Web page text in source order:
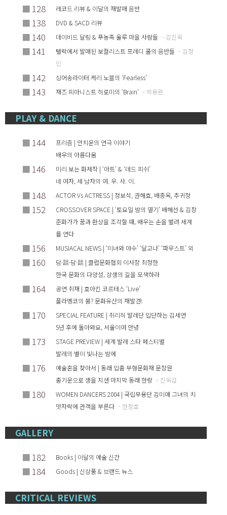
■ 128 레코드 리뷰 & 이달의 재발매 음반
■ 138 DVD & SACD 리뷰
■ 140 데이비드 달링 & 푸농족 울루 마을 사람들 – 김진욱
■ 141 텔락에서 발매된 보컬리스트 프레디 콜의 음반들 – 김정
민
■ 142 싱어송라이터 케리 노블의 ‘Fearless’
■ 143 재즈 피아니스트 히로미의 ‘Brain’ – 박용완
PLAY & DANCE
■ 144
프리즘 | 안치운의 연극 이야기
배우의 아름다움
■ 146
미리 보는 화제작 | ‘아트’ & ‘데드 피쉬’
네 여자, 세 남자의 여. 우. 사. 이.
■ 148 ACTOR Vs ACTRESS | 정보석, 권해효, 배종옥, 추귀정
■ 152
CROSSOVER SPACE | ‘토요일 밤의 열기’ 배해선 & 김창
준화가가 꿈과 환상을 조각할 때, 배우는 손을 벌려 세계
를 연다
■ 156 MUSIACAL NEWS | ‘미녀와 야수’ ‘달고나’ ‘파우스트’ 외
■ 160
담·談·담·談 | 클럽문화협회 이사장 최정한
한국 문화의 다양성, 상생의 길을 모색하라
■ 164
공연 취재 | 호아킨 코르테스 ‘Live’
플라멩코의 붐? 문화유산의 재발견!
■ 170
SPECIAL FEATURE | 취리히 발레단 입단하는 김세연
5년 후에 돌아와요, 서울이여 안녕
■ 173
STAGE PREVIEW | 세계 발레 스타 페스티벌
발레의 별이 빛나는 밤에
■ 176
예술혼을 찾아서 | 동래 입춤 무형문화재 문장원
춤기운으로 생을 지샌 마지막 동래 한량 – 진옥섭
■ 180
WOMEN DANCERS 2004 | 국립무용단 김미애 그녀의 치
맛자락에 관객을 부른다 – 한정호
GALLERY
■ 182 Books | 이달의 예술 신간
■ 184 Goods | 신상품 & 브랜드 뉴스
CRITICAL REVIEWS